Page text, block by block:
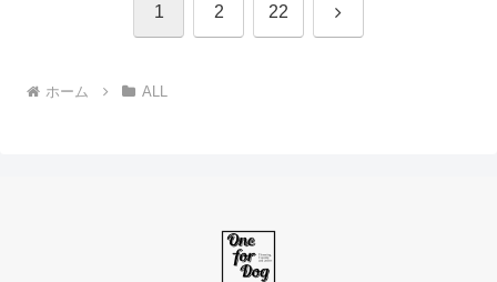
1 2 22 次
ホーム ALL